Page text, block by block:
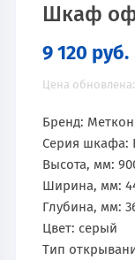
Шкаф
9 120 руб.
Цена обновлена:
Бренд: Меткон
Серия
Высота, мм:
Ширина, мм:
Глубина, мм:
Цвет: серый
Тип